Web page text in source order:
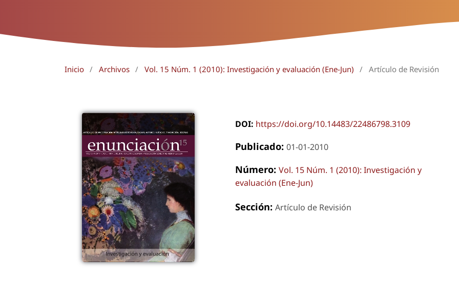
Inicio / Archivos / Vol. 15 Núm. 1 (2010): Investigación y evaluación (Ene-Jun) / Artículo de Revisión
DOI: https://doi.org/10.14483/22486798.3109
Publicado: 01-01-2010
Número: Vol. 15 Núm. 1 (2010): Investigación y
evaluación (Ene-Jun)
Sección: Artículo de Revisión